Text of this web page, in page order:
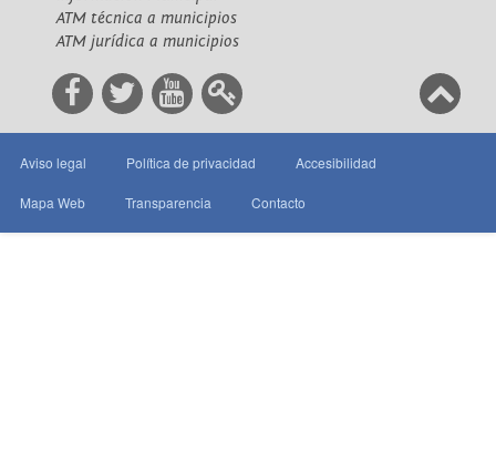
ATM técnica a municipios
ATM jurídica a municipios
Aviso legal Política de privacidad Accesibilidad
Mapa Web Transparencia Contacto